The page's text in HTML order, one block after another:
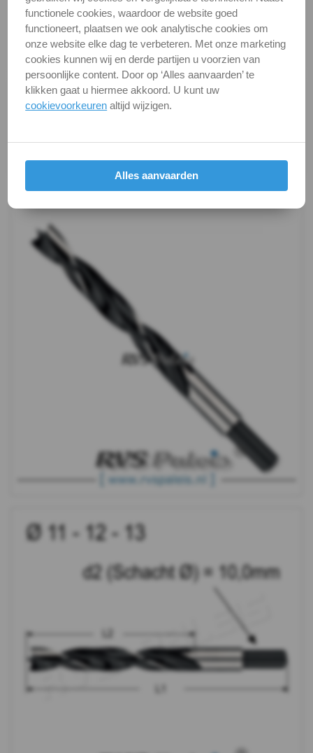
Categorie
Metaalbewerking
DIN / Artikelnummer
P 13603
Kwaliteit
Chroom-Vanadium
Alle maten zijn in millimeters.
Foto's van producten zijn alleen illustraties en
verandert niets aan hun fundamentele
eigenschappen.
Productafbeeldingen
functionele cookies, waardoor de website goed
functioneert, plaatsen we ook analytische cookies om
onze website elke dag te verbeteren. Met onze marketing
cookies kunnen wij en derde partijen u voorzien van
persoonlijke content. Door op ‘Alles aanvaarden’ te
klikken gaat u hiermee akkoord. U kunt uw
cookievoorkeuren altijd wijzigen.
Alles aanvaarden